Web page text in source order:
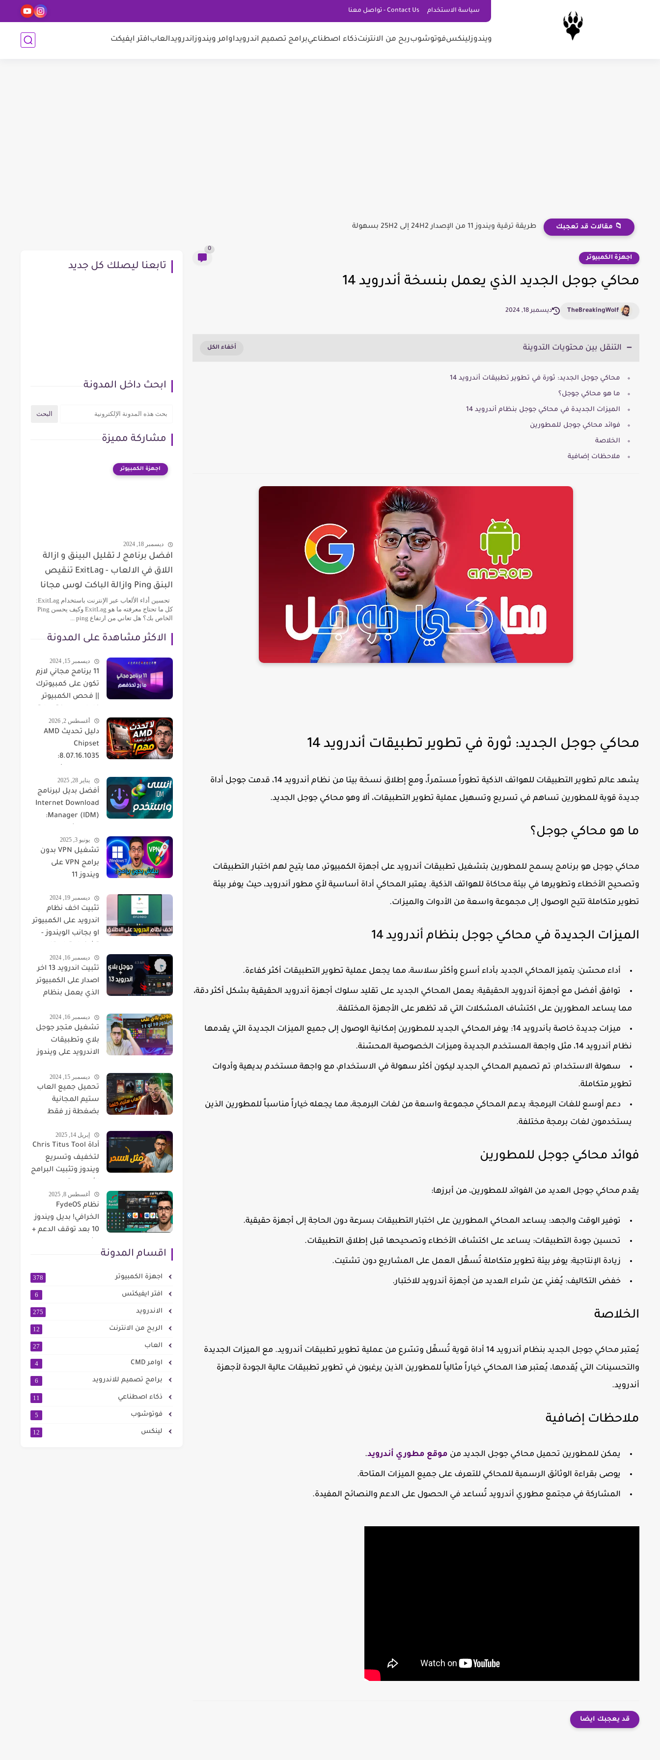
سياسة الاستخدام Contact Us - تواصل معنا
ويندوزلينكسفوتوشوبربح من الانترنتذكاء اصطناعيبرامج تصميم اندرويداوامر ويندوزاندرويدالعابافتر ايفيكت
📁 مقالات قد تعجبك طريقة ترقية ويندوز 11 من الإصدار 24H2 إلى 25H2 بسهولة
اجهزة الكمبيوتر
0
محاكي جوجل الجديد الذي يعمل بنسخة أندرويد 14
TheBreakingWolf ديسمبر 18, 2024
التنقل بين محتويات التدوينة
محاكي جوجل الجديد: ثورة في تطوير تطبيقات أندرويد 14
ما هو محاكي جوجل؟
الميزات الجديدة في محاكي جوجل بنظام أندرويد 14
فوائد محاكي جوجل للمطورين
الخلاصة
ملاحظات إضافية
محاكي جوجل الجديد: ثورة في تطوير تطبيقات أندرويد 14
يشهد عالم تطوير التطبيقات للهواتف الذكية تطوراً مستمراً، ومع إطلاق نسخة بيتا من نظام أندرويد 14
، قدمت جوجل أداة
جديدة قوية للمطورين تساهم في تسريع وتسهيل عملية تطوير التطبيقات، ألا وهو محاكي جوجل الجديد.
ما هو محاكي جوجل؟
محاكي جوجل هو برنامج يسمح للمطورين بتشغيل تطبيقات أندرويد على أجهزة الكمبيوتر، مما يتيح لهم اختبار التطبيقات
وتصحيح الأخطاء وتطويرها في بيئة محاكاة للهواتف الذكية. يعتبر المحاكي أداة أساسية لأي مطور أندرويد، حيث يوفر بيئة
تطوير متكاملة تتيح الوصول إلى مجموعة واسعة من الأدوات والميزات.
الميزات الجديدة في محاكي جوجل بنظام أندرويد 14
أداء محسّن: يتميز المحاكي الجديد بأداء أسرع وأكثر سلاسة، مما يجعل عملية تطوير التطبيقات أكثر كفاءة.
توافق أفضل مع أجهزة أندرويد الحقيقية: يعمل المحاكي الجديد على تقليد سلوك أجهزة أندرويد الحقيقية بشكل أكثر دقة،
مما يساعد المطورين على اكتشاف المشكلات التي قد تظهر على الأجهزة المختلفة.
ميزات جديدة خاصة بأندرويد 14:
يوفر المحاكي الجديد للمطورين إمكانية الوصول إلى جميع الميزات الجديدة التي يقدمها
نظام أندرويد 14، مثل واجهة المستخدم الجديدة وميزات الخصوصية المحسّنة.
سهولة الاستخدام: تم تصميم المحاكي الجديد ليكون أكثر سهولة في الاستخدام، مع واجهة مستخدم بديهية وأدوات
تطوير متكاملة.
دعم أوسع للغات البرمجة: يدعم المحاكي مجموعة واسعة من لغات البرمجة، مما يجعله خياراً مناسباً للمطورين الذين
يستخدمون لغات برمجة مختلفة.
فوائد محاكي جوجل للمطورين
يقدم محاكي جوجل العديد من الفوائد للمطورين، من أبرزها:
توفير الوقت والجهد: يساعد المحاكي المطورين على اختبار التطبيقات بسرعة دون الحاجة إلى أجهزة حقيقية.
تحسين جودة التطبيقات: يساعد على اكتشاف الأخطاء وتصحيحها قبل إطلاق التطبيقات.
زيادة الإنتاجية: يوفر بيئة تطوير متكاملة تُسهِّل العمل على المشاريع دون تشتيت.
خفض التكاليف: يُغني عن شراء العديد من أجهزة أندرويد للاختبار.
الخلاصة
يُعتبرمحاكي جوجل الجديد بنظام أندرويد 14
أداة قوية تُسهِّل وتسّرع من عملية تطوير تطبيقات أندرويد. مع الميزات الجديدة
والتحسينات التي يُقدمها، يُعتبر هذا المحاكي خياراً مثالياً للمطورين الذين يرغبون في تطوير تطبيقات عالية الجودة لأجهزة
أندرويد.
ملاحظات إضافية
يمكن للمطورين تحميل محاكي جوجل الجديد من موقع مطوري أندرويد.
يوصى بقراءة الوثائق الرسمية للمحاكي للتعرف على جميع الميزات المتاحة.
المشاركة في مجتمع مطوري أندرويد تُساعد في الحصول على الدعم والنصائح المفيدة.
قد يعجبك ايضا
تابعنا ليصلك كل جديد
ابحث داخل المدونة
مشاركة مميزة
اجهزة الكمبيوتر
ديسمبر 18, 2024
افضل برنامج لـ تقليل البينق و ازالة
اللاق في الالعاب - ExitLag تنقيص
البنق Ping وازالة الباكت لوس مجانا
تحسين أداء الألعاب عبر الإنترنت باستخدام ExitLag:
كل ما تحتاج معرفته ما هو ExitLag وكيف يحسن Ping
الخاص بك؟ هل تعاني من ارتفاع ping ...
الاكثر مشاهدة على المدونة
ديسمبر 15, 2024
11 برنامج مجاني لازم
تكون على كمبيوترك
|| فحص الكمبيوتر
القطع
أغسطس 2, 2026
دليل تحديث AMD
Chipset
8.07.16.1035:
والحلول
يناير 28, 2025
أفضل بديل لبرنامج
Internet Download
Manager (IDM):
تحميل الملفات
يونيو 3, 2025
تشغيل VPN بدون
برامج VPN على
ويندوز 11
ديسمبر 19, 2024
تثبيت اخف نظام
اندرويد على الكمبيوتر
او بجانب الويندوز -
الكمبيوتر FydeOS
ديسمبر 16, 2024
تثبيت اندرويد 13 اخر
اصدار على الكمبيوتر
الذي يعمل بنظام
ديسمبر 16, 2024
تشغيل متجر جوجل
بلاي وتطبيقات
الاندرويد على ويندوز
ديسمبر 15, 2024
تحميل جميع العاب
ستيم المجانية
بضغطة زر فقط
إبريل 14, 2025
أداة Chris Titus Tool
لتخفيف وتسريع
ويندوز وتثبيت البرامج
أغسطس 8, 2025
نظام FydeOS
الخرافي! بديل ويندوز
10 بعد توقف الدعم +
اقسام المدونة
اجهزة الكمبيوتر 378
افتر ايفيكتس 6
الاندرويد 275
الربح من الانترنت 12
العاب 27
اوامر CMD 4
برامج تصميم للاندرويد 6
ذكاء اصطناعي 11
فوتوشوب 5
لينكس 12